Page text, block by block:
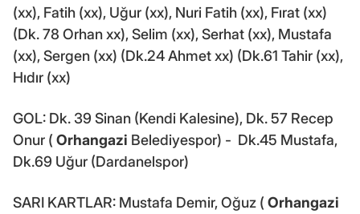
(xx), Fatih (xx), Uğur (xx), Nuri Fatih (xx), Fırat (xx)
(Dk. 78 Orhan xx), Selim (xx), Serhat (xx), Mustafa
(xx), Sergen (xx) (Dk.24 Ahmet xx) (Dk.61 Tahir (xx),
Hıdır (xx)
GOL: Dk. 39 Sinan (Kendi Kalesine), Dk. 57 Recep
Onur ( Orhangazi Belediyespor) - Dk.45 Mustafa,
Dk.69 Uğur (Dardanelspor)
SARI KARTLAR: Mustafa Demir, Oğuz ( Orhangazi